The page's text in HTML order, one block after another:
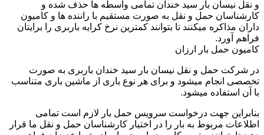
و نقل نیسان بار سید خندان تمامی واسطه ها حذف شده و
کارشناسان حمل و نقل به صورت مستقیم با راننده ها و کامیون
داران مذاکره میکنند تا بتوانند کمترین نرخ کرایه باربری را برایتان
فراهم آورد.
کامیون حمل بار ارزان
در شرکت حمل و نقل نیسان بار سید خندان باربری به صورت
تخصصی انجام میشود و برای هر نوع باری از ماشین باری متناسب
با آن استفاده میشود.
بنابراین جهت درخواست سرویس حمل بار لازم است تمامی
اطلاعات مربوط به بار را در اختیار کارشناسان حمل و نقل ما قرار